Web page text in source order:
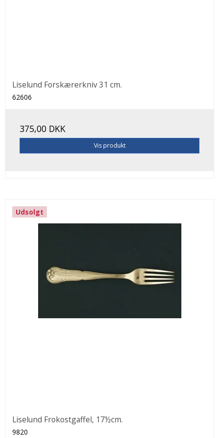
Liselund Forskærerkniv 31 cm.
62606
375,00 DKK
Vis produkt
Udsolgt
Liselund Frokostgaffel, 17½cm.
9820